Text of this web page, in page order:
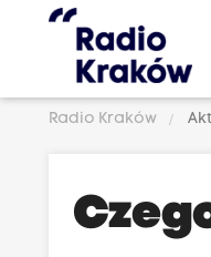
Radio Kraków